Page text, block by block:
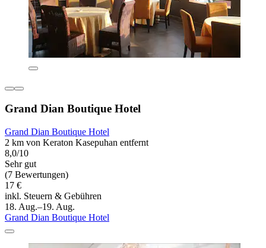
Grand Dian Boutique Hotel
Grand Dian Boutique Hotel
2 km von Keraton Kasepuhan entfernt
8,0/10
Sehr gut
(7 Bewertungen)
17 €
inkl. Steuern & Gebühren
18. Aug.–19. Aug.
Grand Dian Boutique Hotel